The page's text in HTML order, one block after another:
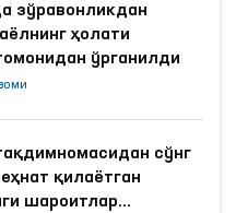
зўравонликдан
ҳолати
ўрганилди
сўнг
қилаётган
шароитлар